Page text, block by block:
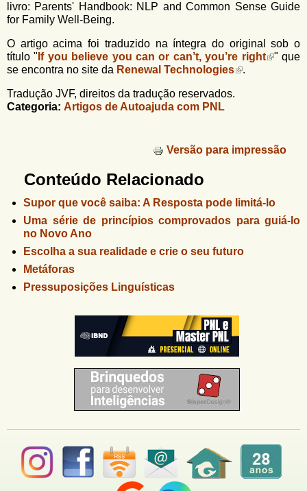
livro: Parents' Handbook: NLP and Common Sense Guide
for Family Well-Being.
O artigo acima foi traduzido na íntegra do original sob o
título " If you believe you can or can’t, you’re right
" que
se encontra no site da Renewal Technologies .
Tradução JVF, direitos da tradução reservados.
Categoria: Artigos de Autoajuda com PNL
Versão para impressão
Conteúdo Relacionado
Supor que você saiba: A Resposta pode limitá-lo
Uma série de princípios comprovados para guiá-lo
no Novo Ano
Escolha a sua realidade e crie o seu futuro
Metáforas
Pressuposições Linguísticas